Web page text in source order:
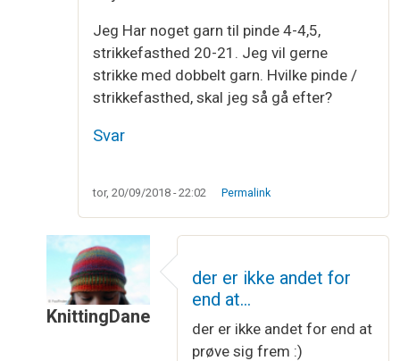
Jeg Har noget garn til pinde 4-4,5,
strikkefasthed 20-21. Jeg vil gerne
strikke med dobbelt garn. Hvilke pinde /
strikkefasthed, skal jeg så gå efter?
Svar
tor, 20/09/2018 - 22:02 Permalink
KnittingDane
Strikkefasthedaf Lone
der er ikke andet for
end at…
der er ikke andet for end at
prøve sig frem :)